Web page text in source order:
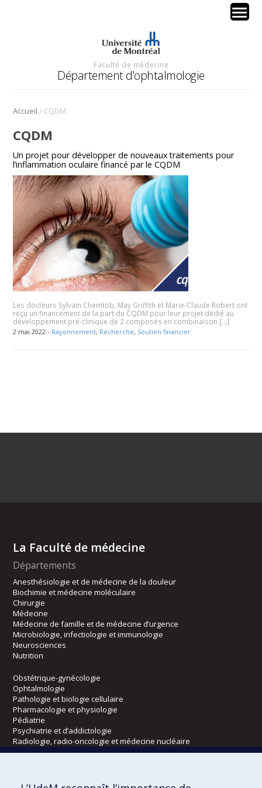
Faculté de médecine
Département d'ophtalmologie
Accueil / CQDM
CQDM
Un projet pour développer de nouveaux traitements pour
l’inflammation oculaire financé par le CQDM
Les docteurs Sylvain Chemtob, May Griffith et Marie-Claude Robert ont
reçu un financement de la part du CQDM pour leur projet dédié au
développement pré-clinique de 2 composés en combinaison […]
2 mai 2022 - Rayonnement, Recherche, Soutien financier
La Faculté de médecine
Départements
Anesthésiologie et de médecine de la douleur
Biochimie et médecine moléculaire
Chirurgie
Médecine
Médecine de famille et de médecine d’urgence
Microbiologie, infectiologie et immunologie
Neurosciences
Nutrition
Obstétrique-gynécologie
Ophtalmologie
Pathologie et biologie cellulaire
Pharmacologie et physiologie
Pédiatrie
Psychiatrie et d’addictologie
Radiologie, radio-oncologie et médecine nucléaire